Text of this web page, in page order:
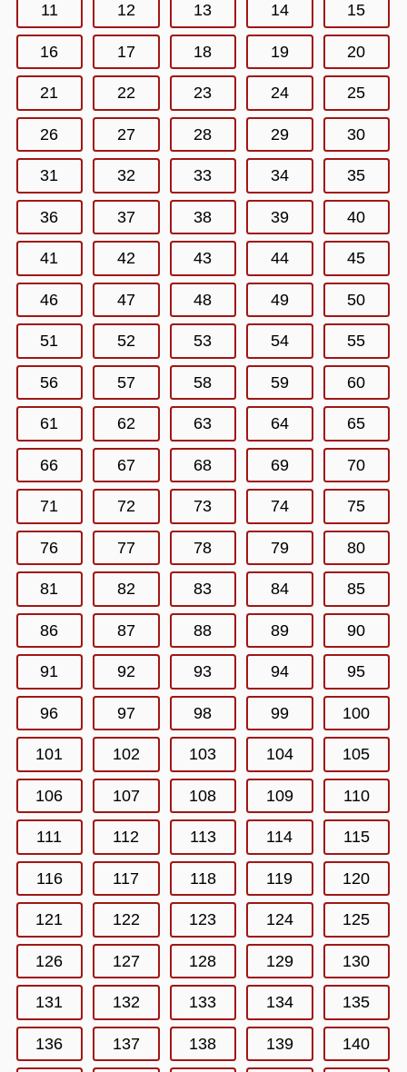
11 12 13 14 15
16 17 18 19 20
21 22 23 24 25
26 27 28 29 30
31 32 33 34 35
36 37 38 39 40
41 42 43 44 45
46 47 48 49 50
51 52 53 54 55
56 57 58 59 60
61 62 63 64 65
66 67 68 69 70
71 72 73 74 75
76 77 78 79 80
81 82 83 84 85
86 87 88 89 90
91 92 93 94 95
96 97 98 99 100
101 102 103 104 105
106 107 108 109 110
111 112 113 114 115
116 117 118 119 120
121 122 123 124 125
126 127 128 129 130
131 132 133 134 135
136 137 138 139 140